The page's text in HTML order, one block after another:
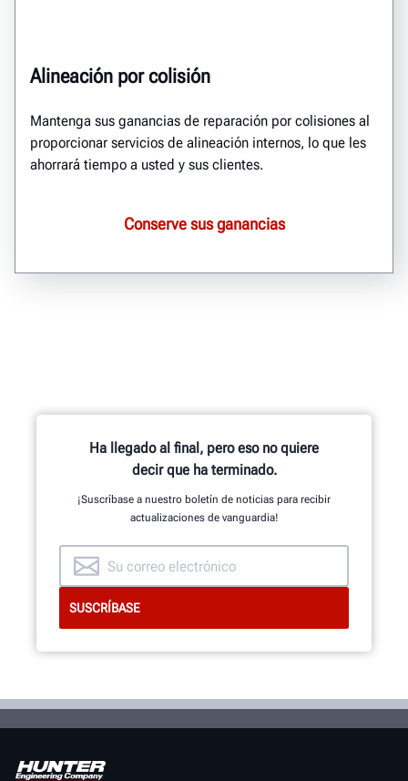
Alineación por colisión
Mantenga sus ganancias de reparación por colisiones al
proporcionar servicios de alineación internos, lo que les
ahorrará tiempo a usted y sus clientes.
Conserve sus ganancias
Ha llegado al final, pero eso no quiere
decir que ha terminado.
¡Suscríbase a nuestro boletín de noticias para recibir
actualizaciones de vanguardia!